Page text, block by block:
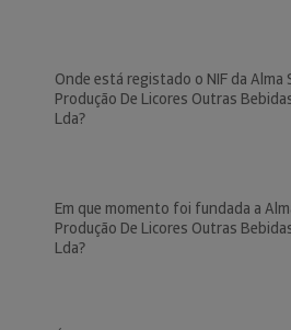
Onde está registado o NIF da Alma
Produção De Licores Outras
Lda?
Em que momento foi fundada a
Produção De Licores Outras
Lda?